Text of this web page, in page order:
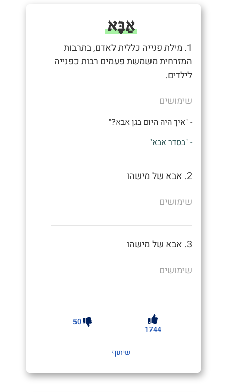
אַבָּא
1. מילת פנייה כללית לאדם, בתרבות
המזרחית משמשת פעמים רבות כפנייה
לילדים.
שימושים
- "איך היה היום בגן אבא?"
- "בסדר אבא"
2. אבא של מישהו
שימושים
3. אבא של מישהו
שימושים
1744
50
שיתוף